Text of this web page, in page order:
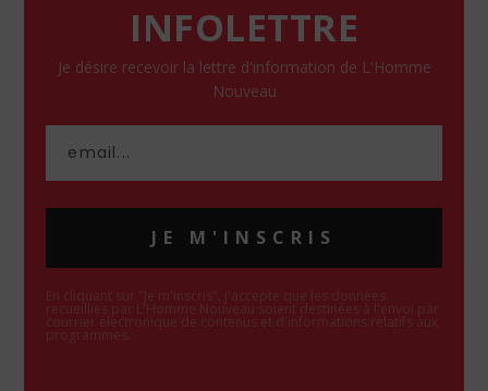
INFOLETTRE
Je désire recevoir la lettre d'information de L'Homme
Nouveau
JE M'INSCRIS
En cliquant sur "Je m'inscris", j'accepte que les données
recueillies par L'Homme Nouveau soient destinées à l'envoi par
courrier électronique de contenus et d'informations relatifs aux
programmes.